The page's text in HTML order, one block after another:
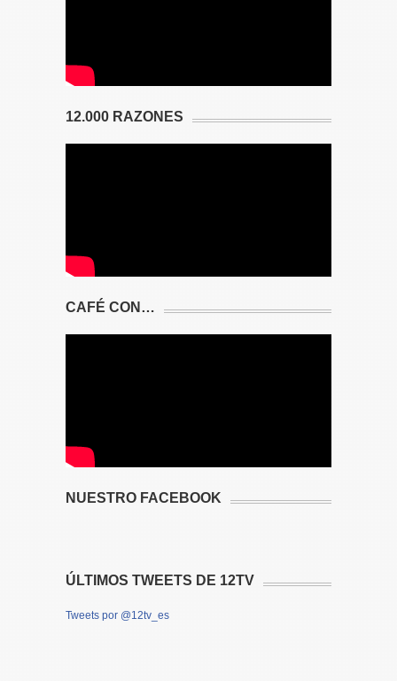
12.000 RAZONES
CAFÉ CON…
NUESTRO FACEBOOK
ÚLTIMOS TWEETS DE 12TV
Tweets por @12tv_es